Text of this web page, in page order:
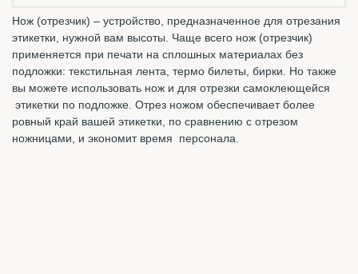
Нож (отрезчик) – устройство, предназначенное для отрезания
этикетки, нужной вам высоты. Чаще всего нож (отрезчик)
применяется при печати на сплошных материалах без
подложки: текстильная лента, термо билеты, бирки. Но также
вы можете использовать нож и для отрезки самоклеющейся
этикетки по подложке. Отрез ножом обеспечивает более
ровный край вашей этикетки, по сравнению с отрезом
ножницами, и экономит время персонала.